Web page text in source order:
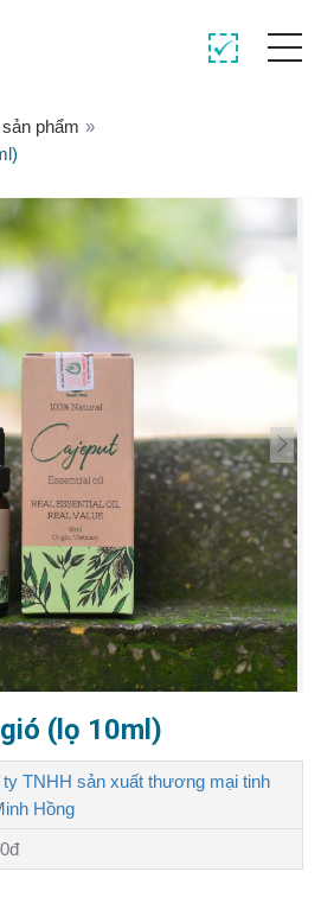
phẩm »
(lọ 10ml)
ty TNHH sản xuất thương mại tinh
Hồng